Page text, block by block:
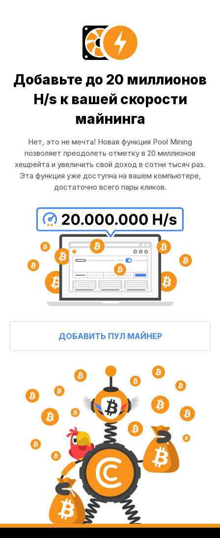
Добавьте до 20 миллионов
H/s к вашей скорости
майнинга
Нет, это не мечта! Новая функция Pool Mining
позволяет преодолеть отметку в 20 миллионов
хешрейта и увеличить свой доход в сотни тысяч раз.
Эта функция уже доступна на вашем компьютере,
достаточно всего пары кликов.
ДОБАВИТЬ ПУЛ МАЙНЕР